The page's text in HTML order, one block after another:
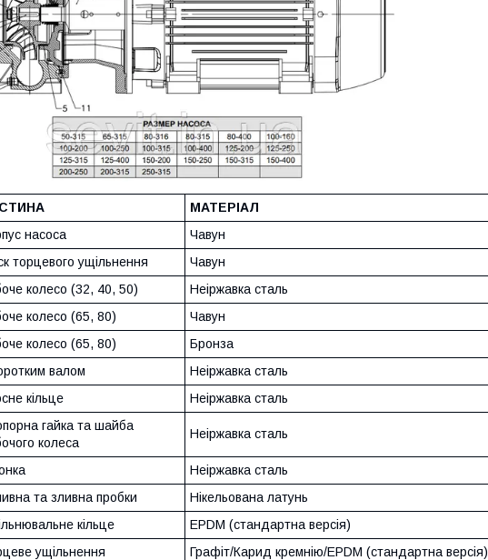
МАТЕРІАЛ
насоса
Чавун
торцевого ущільнення Чавун
колесо (32, 40, 50)
Неіржавка сталь
колесо (65, 80)
Чавун
колесо (65, 80)
Бронза
валом
Неіржавка сталь
кільце Неіржавка сталь
гайка та шайба
колеса
Неіржавка сталь
Неіржавка сталь
та зливна пробки
Нікельована латунь
кільце
EPDM (стандартна версія)
ущільнення Графіт/Карид кремнію/EPDM (стандартна версія)